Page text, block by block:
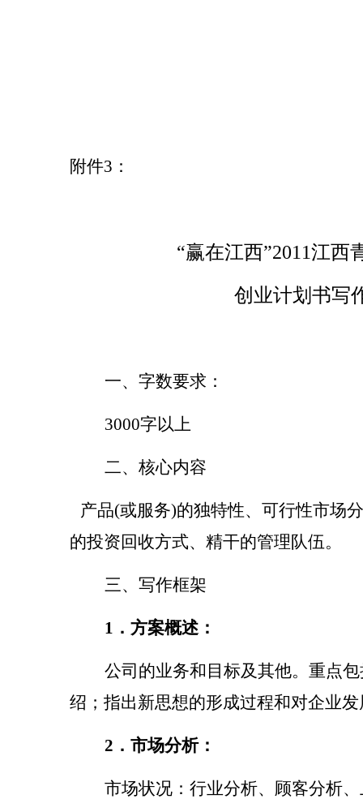
附件3 ：
“赢在江西”2011江西
创业计划书写
一、字数要求：
3000字以上
二、核心内容
产品(或服务)的独特性、可行性市场
的投资回收方式、精干的管理队伍。
三、写作框架
1 ．方案概述：
公司的业务和目标及其他。重点
绍；指出新思想的形成过程和对企业
2 ．市场分析：
市场状况：行业分析、顾客分析